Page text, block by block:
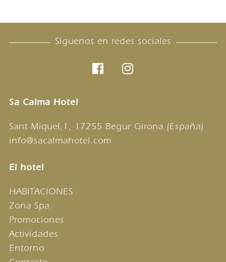
Síguenos en redes sociales
Sa Calma Hotel
Sant Miquel,1, 17255 Begur Girona (España)
info@sacalmahotel.com
El hotel
HABITACIONES
Zona Spa
Promociones
Actividades
Entorno